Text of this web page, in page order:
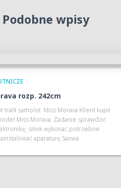
Podobne wpisy
rozp. 242cm
trafił samolot Miss Morava Klient kupił
Miss Morava. Zadanie sprawdzić
silnik wykonać potrzebne
aparaturę Sanwa.